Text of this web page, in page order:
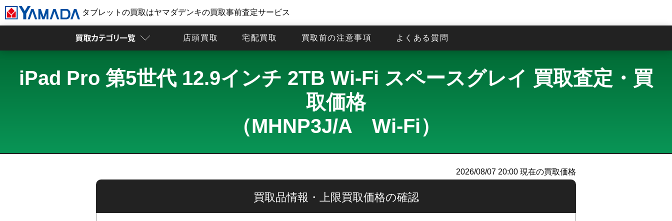
タブレットの買取はヤマダデンキの買取事前査定サービス
店頭買取 宅配買取 買取前の注意事項 よくある質問
iPad Pro 第5世代 12.9インチ 2TB Wi-Fi スペースグレイ 買取査定・買
取価格
（MHNP3J/A Wi-Fi）
2026/08/07 20:00 現在の買取価格
買取品情報・上限買取価格の確認